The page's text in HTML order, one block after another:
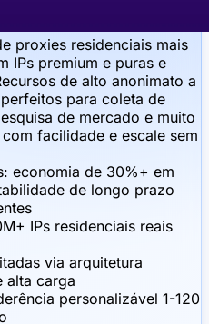
proxies residenciais mais
IPs premium e puras e
de alto anonimato a
para coleta de
de mercado e muito
facilidade e escale sem
economia de 30%+ em
de longo prazo
IPs residenciais reais
via arquitetura
alta carga
personalizável 1-120